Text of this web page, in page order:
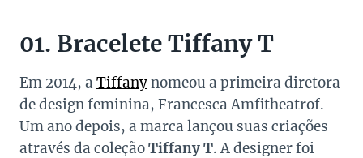
01. Bracelete Tiffany T
Em 2014, a Tiffanynomeou a primeira diretora
de design feminina, Francesca Amfitheatrof.
Um ano depois, a marca lançou suas criações
através da coleçãoTiffany T. A designer foi